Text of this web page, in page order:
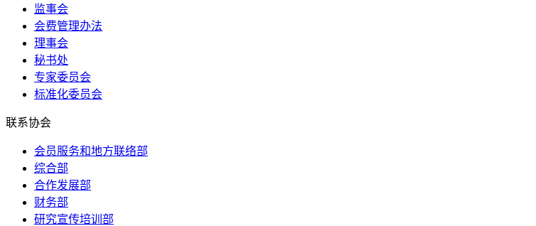
监事会
会费管理办法
理事会
秘书处
专家委员会
标准化委员会
联系协会
会员服务和地方联络部
综合部
合作发展部
财务部
研究宣传培训部